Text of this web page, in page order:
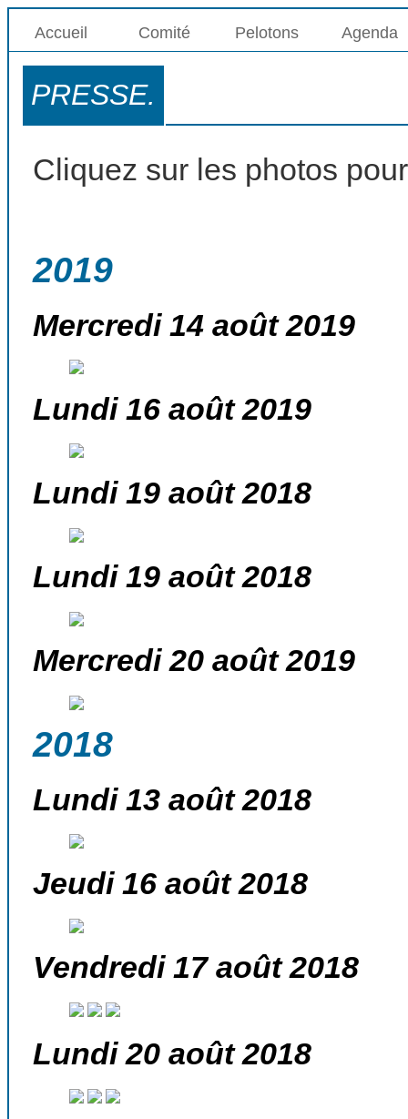
Accueil Comité Pelotons Agenda
PRESSE.
Cliquez sur les photos
2019
Mercredi 14 août 2019
Lundi 16 août 2019
Lundi 19 août 2018
Lundi 19 août 2018
Mercredi 20 août 2019
2018
Lundi 13 août 2018
Jeudi 16 août 2018
Vendredi 17 août 2018
Lundi 20 août 2018